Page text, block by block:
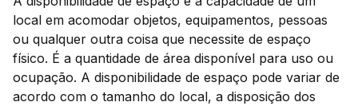
local em acomodar objetos, equipamentos, pessoas
ou qualquer outra coisa que necessite de espaço
físico. É a quantidade de área disponível para uso ou
ocupação. A disponibilidade de espaço pode variar de
acordo com o tamanho do local, a disposição dos